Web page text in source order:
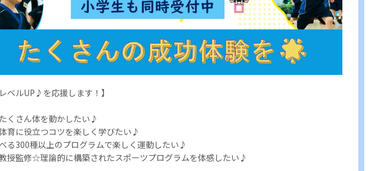
ベルUP♪を応援します！】
くさん体を動かしたい♪
育に役立つコツを楽しく学びたい♪
る300種以上のプログラムで楽しく運動したい♪
授監修☆理論的に構築されたスポーツプログラムを体感したい♪